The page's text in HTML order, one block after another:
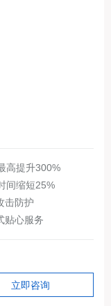
高提升300%
间缩短25%
击防护
贴心服务
立即咨询